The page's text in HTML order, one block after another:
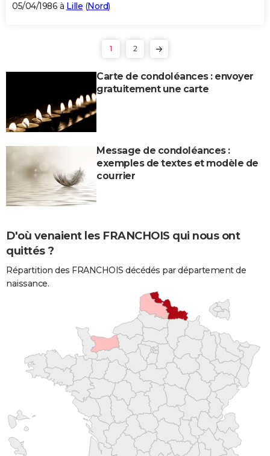
05/04/1986 à Lille (Nord)
1 2
Carte de condoléances : envoyer
gratuitement une carte
Message de condoléances :
exemples de textes et modèle de
courrier
D'où venaient les FRANCHOIS qui nous ont
quittés ?
Répartition des FRANCHOIS décédés par département de
naissance.